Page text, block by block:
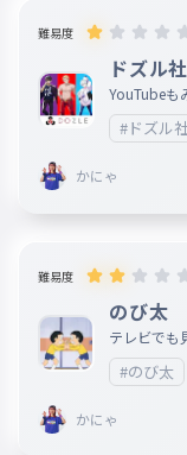
難易度
ドズル社
YouTubeも
#ドズル
かにゃ
難易度
のび太
テレビでも
#のび太
かにゃ